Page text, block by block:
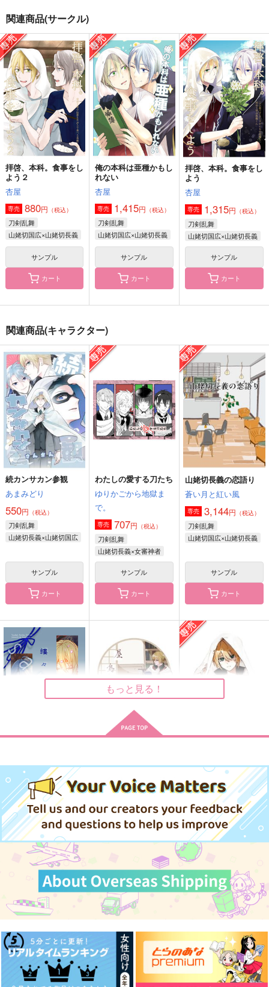
うちの写しはそんな事
言わない
fefefe
629円（税込）
山姥切国広×山姥切長義
サンプル
作品詳細
写しに関する二、三の
こと
ctrl＋
660円（税込）
山姥切長義×山姥切国広
サンプル
作品詳細
俺の写しは最高に可愛
い！
樹洞の森
787円（税込）
山姥切国広×山姥切長義
サンプル
作品詳細
趣ハイジャンプ
1,980円（税込）
サンプル
作品詳細
にど寝
787円（税込）
山姥切国広×山姥切長義
サンプル
作品詳細
472円（税込）
山姥切長義
サンプル
作品詳細
拝啓、俺の写しの主
殿。再録
深夜徘徊
1,257円（税込）
サンプル
作品詳細
逃げる気ないなら、そ
れって恋じゃん
EGOIST-HONEY
770円（税込）
サンプル
作品詳細
祈望
無糖スペクタクル
（税込）
冨岡義勇×胡蝶しのぶ
サンプル
作品詳細
心恋
無糖スペクタクル
円（税込）
冨岡義勇×胡蝶しのぶ
サンプル
作品詳細
君の嫌いな人は誰かの
大切な人
幸漫
山姥切国広
サンプル
作品詳細
海デビュー！
いなかまんじゅう
TEAM
822
山姥切国広
サンプル
作品詳細
関連商品(サークル)
拝啓、本科。食事をし
よう２
杏屋
専売 880円 （税込）
刀剣乱舞
山姥切国広×山姥切長義
サンプル
カート
俺の本科は亜種かもし
れない
杏屋
専売 1,415円 （税込）
刀剣乱舞
山姥切国広×山姥切長義
サンプル
カート
拝啓、本科。食事をし
よう
杏屋
専売 1,315円 （税込）
刀剣乱舞
山姥切国広×山姥切長義
サンプル
カート
関連商品(キャラクター)
続カンサカン参観
あまみどり
550円 （税込）
刀剣乱舞
山姥切長義×山姥切国広
サンプル
カート
わたしの愛する刀たち
ゆりかごから地獄ま
で。
専売 707円 （税込）
刀剣乱舞
山姥切長義×女審神者
サンプル
カート
山姥切長義の恋語り
蒼い月と紅い風
専売 3,144円 （税込）
刀剣乱舞
山姥切国広×山姥切長義
サンプル
カート
壱途屋
787円（税込）
刀剣乱舞
山姥切長義×山姥切国広
サンプル
カート
とんでろ
1,100円（税込）
山姥切長義×山姥切国広
サークル
専売 770円（税込）
刀剣乱舞
山姥切長義×山姥切国広
サンプル
もっと見る！